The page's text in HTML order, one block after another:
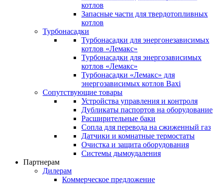
котлов
Запасные части для твердотопливных
котлов
Турбонасадки
Турбонасадки для энергонезависимых
котлов «Лемакс»
Турбонасадки для энергозависимых
котлов «Лемакс»
Турбонасадки «Лемакс» для
энергозависимых котлов Baxi
Сопутствующие товары
Устройства управления и контроля
Дубликаты паспортов на оборудование
Расширительные баки
Сопла для перевода на сжиженный газ
Датчики и комнатные термостаты
Очистка и защита оборудования
Системы дымоудаления
Партнерам
Дилерам
Коммерческое предложение